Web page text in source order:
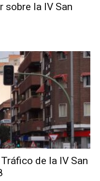
sobre la IV San
de la IV San